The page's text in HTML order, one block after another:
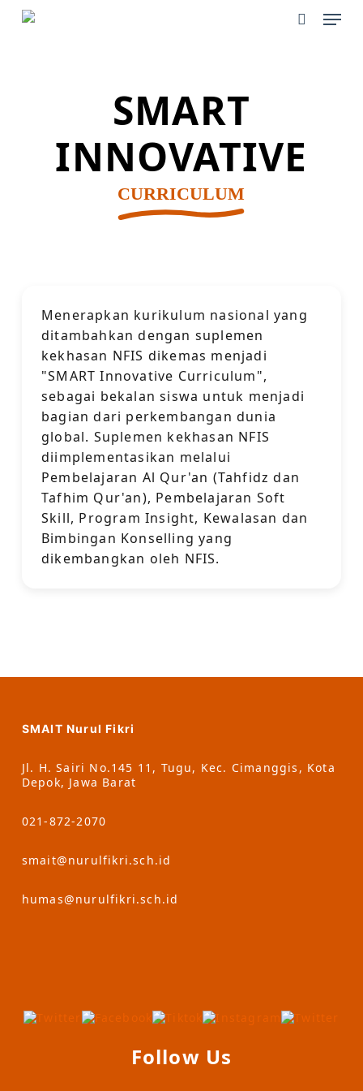
Skip
SMART
INNOVATIVE
CURRICULUM
Menerapkan kurikulum nasional yang
ditambahkan dengan suplemen
kekhasan NFIS dikemas menjadi
"SMART Innovative Curriculum",
sebagai bekalan siswa untuk menjadi
bagian dari perkembangan dunia
global. Suplemen kekhasan NFIS
diimplementasikan melalui
Pembelajaran Al Qur'an (Tahfidz dan
Tafhim Qur'an), Pembelajaran Soft
Skill, Program Insight, Kewalasan dan
Bimbingan Konselling yang
dikembangkan oleh NFIS.
SMAIT Nurul Fikri
Jl. H. Sairi No.145 11, Tugu, Kec. Cimanggis, Kota
Depok, Jawa Barat
021-872-2070
smait@nurulfikri.sch.id
humas@nurulfikri.sch.id
Follow Us